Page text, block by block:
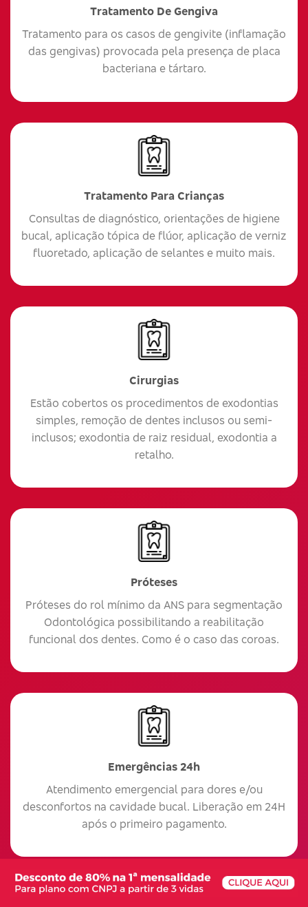
Tratamento De Gengiva
Tratamento para os casos de gengivite (inflamação
das gengivas) provocada pela presença de placa
bacteriana e tártaro.
Tratamento Para Crianças
Consultas de diagnóstico, orientações de higiene
bucal, aplicação tópica de flúor, aplicação de verniz
fluoretado, aplicação de selantes e muito mais.
Cirurgias
Estão cobertos os procedimentos de exodontias
simples, remoção de dentes inclusos ou semi-
inclusos; exodontia de raiz residual, exodontia a
retalho.
Próteses
Próteses do rol mínimo da ANS para segmentação
Odontológica possibilitando a reabilitação
funcional dos dentes. Como é o caso das coroas.
Emergências 24h
Atendimento emergencial para dores e/ou
desconfortos na cavidade bucal. Liberação em 24H
após o primeiro pagamento.